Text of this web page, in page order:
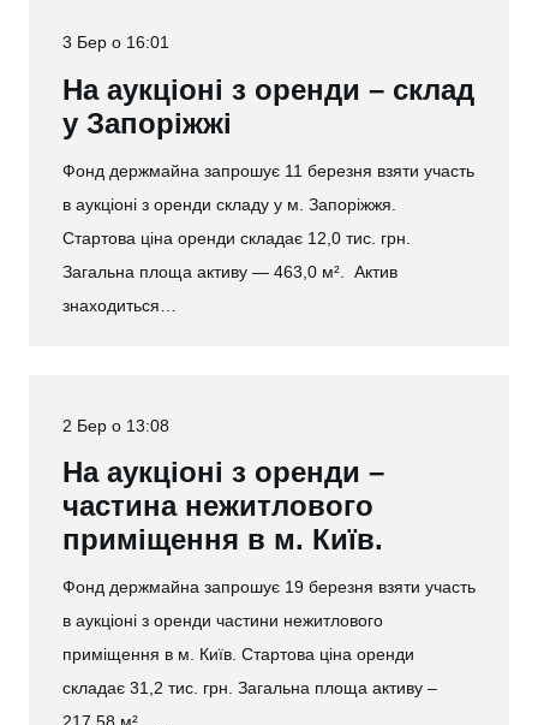
3 Бер о 16:01
На аукціоні з оренди – склад
у Запоріжжі
Фонд держмайна запрошує 11 березня взяти участь
в аукціоні з оренди складу у м. Запоріжжя.
Стартова ціна оренди складає 12,0 тис. грн.
Загальна площа активу — 463,0 м². Актив
знаходиться…
2 Бер о 13:08
На аукціоні з оренди –
частина нежитлового
приміщення в м. Київ.
Фонд держмайна запрошує 19 березня взяти участь
в аукціоні з оренди частини нежитлового
приміщення в м. Київ. Стартова ціна оренди
складає 31,2 тис. грн. Загальна площа активу –